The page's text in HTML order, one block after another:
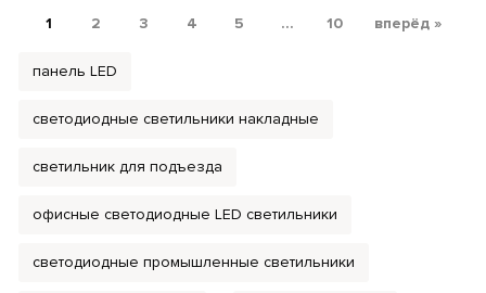
1 2 3 4 5 ... 10 вперёд »
панель LED
светодиодные светильники накладные
светильник для подъезда
офисные светодиодные LED светильники
светодиодные промышленные светильники